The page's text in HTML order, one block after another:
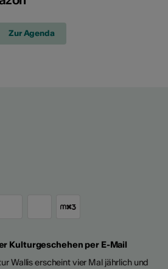
Zur Agenda
Kulturgeschehen per E-Mail
Wallis erscheint vier Mal jährlich und